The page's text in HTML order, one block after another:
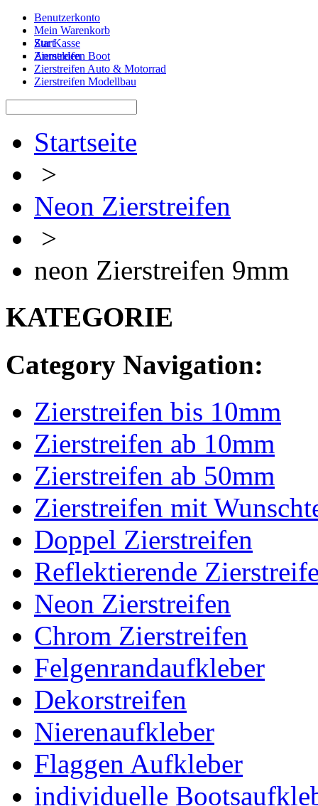
Benutzerkonto
Mein Warenkorb
Zur Kasse
Anmelden
Start
Zierstreifen Boot
Zierstreifen Auto & Motorrad
Zierstreifen Modellbau
Startseite
>
Neon Zierstreifen
>
neon Zierstreifen 9mm
KATEGORIE
Category Navigation:
Zierstreifen bis 10mm
Zierstreifen ab 10mm
Zierstreifen ab 50mm
Zierstreifen mit
Doppel Zierstreifen
Reflektierende
Neon Zierstreifen
Chrom Zierstreifen
Felgenrandaufkleber
Dekorstreifen
Nierenaufkleber
Flaggen Aufkleber
individuelle